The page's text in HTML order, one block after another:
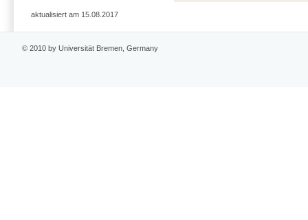
aktualisiert am 15.08.2017
© 2010 by Universität Bremen, Germany